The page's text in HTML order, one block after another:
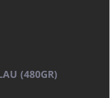
(480GR)